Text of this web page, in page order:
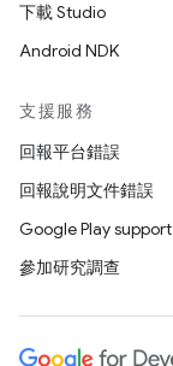
下載 Studio
Android NDK
支援服務
回報平台錯誤
回報說明文件錯誤
Google Play support
參加研究調查